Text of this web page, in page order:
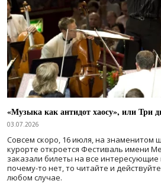
«Музыка как антидот хаосу», или Три
03.07.2026
Совсем скоро, 16 июля, на знаменитом
курорте откроется Фестиваль имени
заказали билеты на все интересующие
почему-то нет, то читайте и
любом случае.